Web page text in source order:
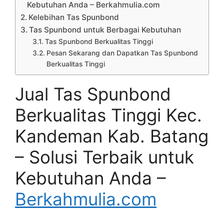
Kebutuhan Anda – Berkahmulia.com
Kelebihan Tas Spunbond
Tas Spunbond untuk Berbagai Kebutuhan
Tas Spunbond Berkualitas Tinggi
Pesan Sekarang dan Dapatkan Tas Spunbond
Berkualitas Tinggi
Jual Tas Spunbond
Berkualitas Tinggi Kec.
Kandeman Kab. Batang
– Solusi Terbaik untuk
Kebutuhan Anda –
Berkahmulia.com